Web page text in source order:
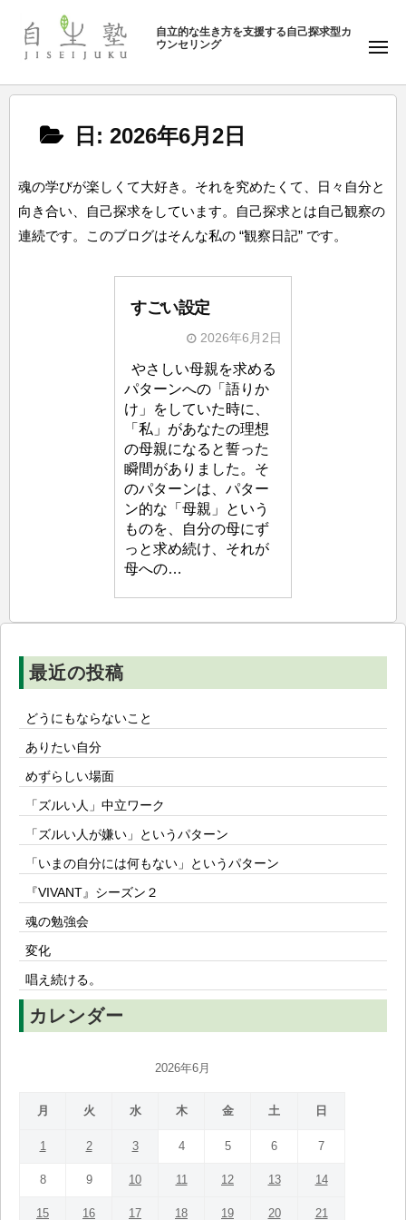
ン
自
塾
自立的な生き方を支援する自己探求型カ
ウンセリング
メ
ュ
ー
日: 2026年6月2日
魂の学びが楽しくて大好き。それを究めたくて、日々自分と
向き合い、自己探求をしています。自己探求とは自己観察の
連続です。このブログはそんな私の “観察日記” です。
すごい設定
2026年6月2日
自
生
塾
やさしい母親を求める
パターンへの「語りか
け」をしていた時に、
「私」があなたの理想
の母親になると誓った
瞬間がありました。そ
のパターンは、パター
ン的な「母親」という
ものを、自分の母にず
っと求め続け、それが
母への…
最近の投稿
どうにもならないこと
ありたい自分
めずらしい場面
「ズルい人」中立ワーク
「ズルい人が嫌い」というパターン
「いまの自分には何もない」というパターン
『VIVANT』シーズン２
魂の勉強会
変化
唱え続ける。
カレンダー
2026年6月
月 火 水 木 金 土 日
1 2 3 4 5 6 7
8 9 10 11 12 13 14
15 16 17 18 19 20 21